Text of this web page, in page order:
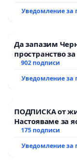
Уведомление за
Да запазим
пространство
902 подписи
Уведомление за
ПОДПИСКА от
Настояваме за
АД и от
175 подписи
Уведомление за